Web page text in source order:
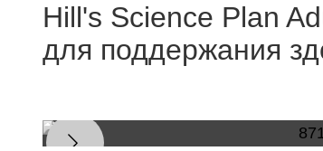
Hill's Science Plan
для поддержания